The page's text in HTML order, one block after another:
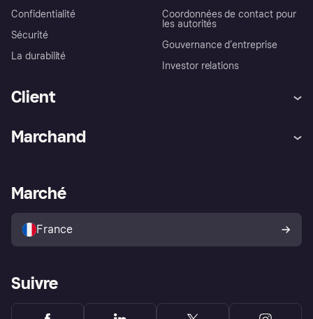
Confidentialité
Sécurité
La durabilité
Coordonnées de contact pour
les autorités
Gouvernance d’entreprise
Investor relations
Client
Explorez les magasins
Politique de protection de
l’acheteur Klarna
Marchand
Portail Marchand
Marché
France
Suivre